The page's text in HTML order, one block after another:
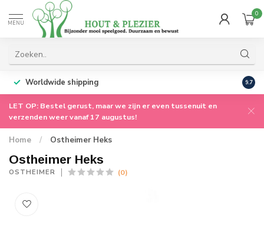
MENU
0
Worldwide shipping 9.7
LET OP: Bestel gerust, maar we zijn er even tussenuit en
verzenden weer vanaf 17 augustus!
Home / Ostheimer Heks
Ostheimer Heks
OSTHEIMER (0)